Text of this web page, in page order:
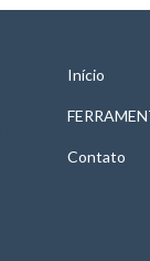
Início
Contato